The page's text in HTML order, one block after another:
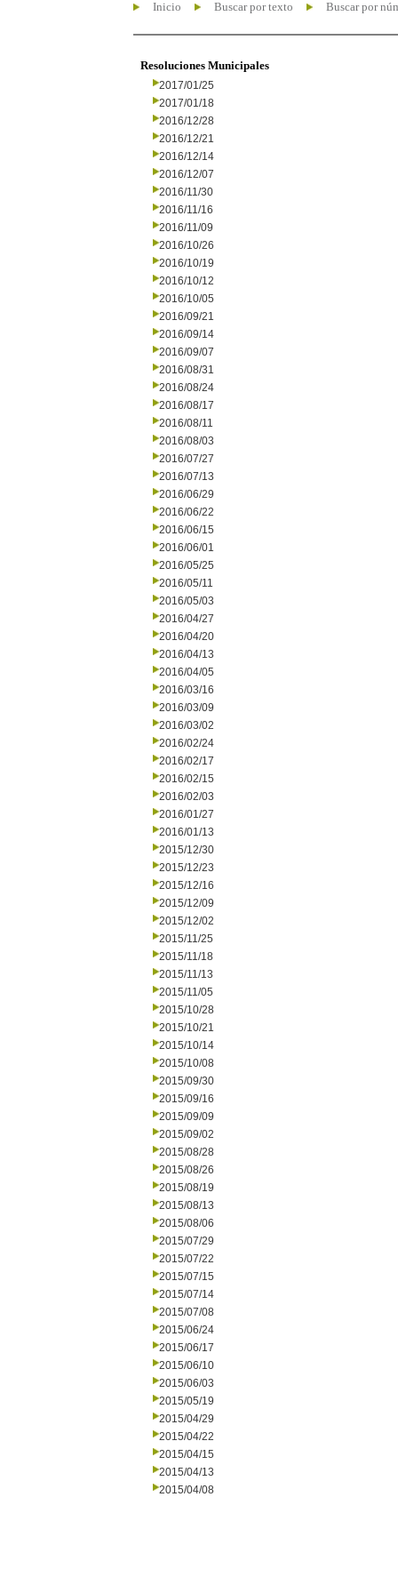
Inicio Buscar por texto Buscar por
Resoluciones Municipales
2017/01/25
2017/01/18
2016/12/28
2016/12/21
2016/12/14
2016/12/07
2016/11/30
2016/11/16
2016/11/09
2016/10/26
2016/10/19
2016/10/12
2016/10/05
2016/09/21
2016/09/14
2016/09/07
2016/08/31
2016/08/24
2016/08/17
2016/08/11
2016/08/03
2016/07/27
2016/07/13
2016/06/29
2016/06/22
2016/06/15
2016/06/01
2016/05/25
2016/05/11
2016/05/03
2016/04/27
2016/04/20
2016/04/13
2016/04/05
2016/03/16
2016/03/09
2016/03/02
2016/02/24
2016/02/17
2016/02/15
2016/02/03
2016/01/27
2016/01/13
2015/12/30
2015/12/23
2015/12/16
2015/12/09
2015/12/02
2015/11/25
2015/11/18
2015/11/13
2015/11/05
2015/10/28
2015/10/21
2015/10/14
2015/10/08
2015/09/30
2015/09/16
2015/09/09
2015/09/02
2015/08/28
2015/08/26
2015/08/19
2015/08/13
2015/08/06
2015/07/29
2015/07/22
2015/07/15
2015/07/14
2015/07/08
2015/06/24
2015/06/17
2015/06/10
2015/06/03
2015/05/19
2015/04/29
2015/04/22
2015/04/15
2015/04/13
2015/04/08